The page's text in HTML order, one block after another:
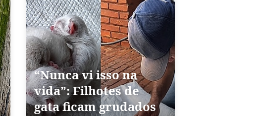
“Nunca vi isso na
vida”: Filhotes de
gata ficam grudados